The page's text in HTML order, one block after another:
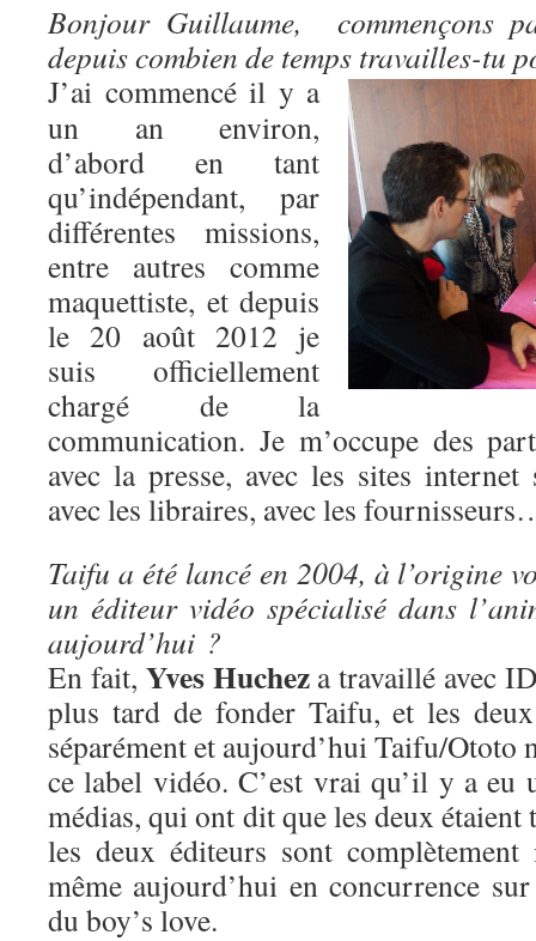
Bonjour Guillaume, commençons
depuis combien de temps travailles-tu
J’ai commencé il y a
un an environ,
d’abord en tant
qu’indépendant, par
différentes missions,
entre autres comme
maquettiste, et depuis
le 20 août 2012 je
suis officiellement
chargé de la
communication. Je m’occupe des
avec la presse, avec les sites internet
avec les libraires, avec les
Taifu a été lancé en 2004, à l’origine
un éditeur vidéo spécialisé dans
aujourd’hui ?
En fait, Yves Hucheza travaillé avec
plus tard de fonder Taifu, et les
séparément et aujourd’hui Taifu/Ototo
ce label vidéo. C’est vrai qu’il y a eu
médias, qui ont dit que les deux
les deux éditeurs sont
même aujourd’hui en concurrence
du boy’s love.